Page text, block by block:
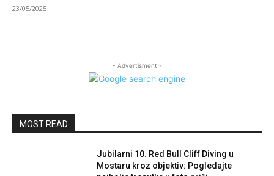
23/05/2025
- Advertisment -
MOST READ
Jubilarni 10. Red Bull Cliff Diving u
Mostaru kroz objektiv: Pogledajte